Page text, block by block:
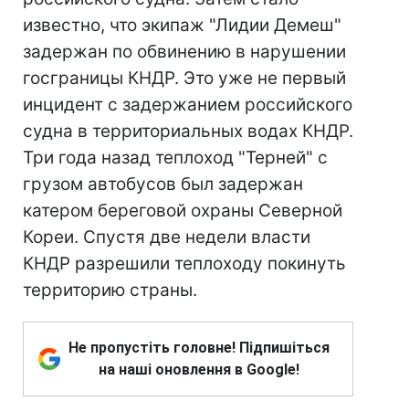
известно, что экипаж "Лидии Демеш"
задержан по обвинению в нарушении
госграницы КНДР. Это уже не первый
инцидент с задержанием российского
судна в территориальных водах КНДР.
Три года назад теплоход "Терней" с
грузом автобусов был задержан
катером береговой охраны Северной
Кореи. Спустя две недели власти
КНДР разрешили теплоходу покинуть
территорию страны.
Не пропустіть головне! Підпишіться
на наші оновлення в Google!